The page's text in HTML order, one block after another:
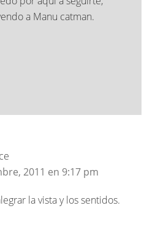
a Manu catman.
2011 en 9:17 pm
la vista y los sentidos.